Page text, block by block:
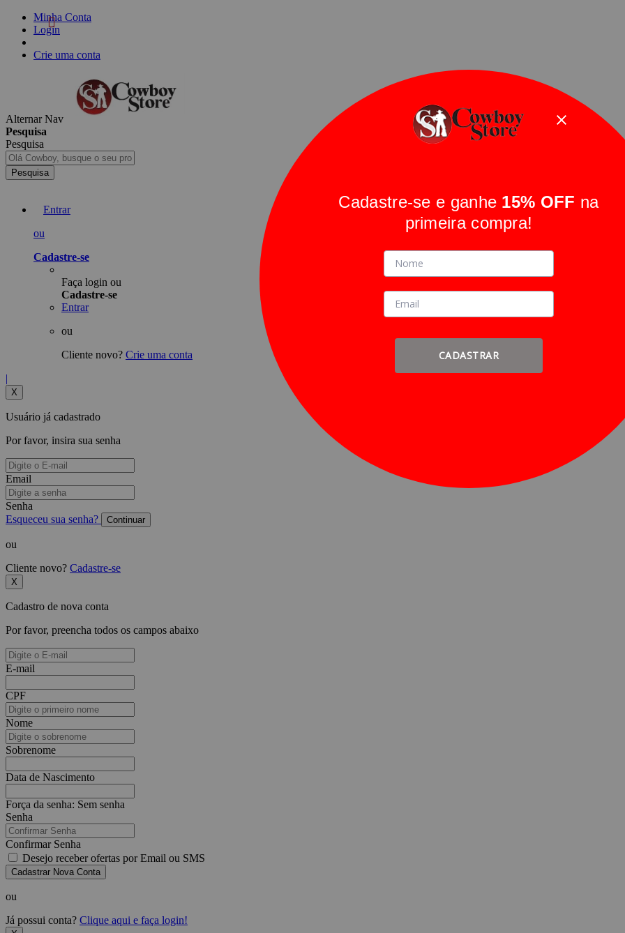
Minha Conta
Login
Crie uma conta
Alternar Nav
Pesquisa
Pesquisa
Pesquisa
Entrar
ou
Cadastre-se
Faça login ou
Cadastre-se
Entrar
ou
Cliente novo? Crie uma conta
|
X
Usuário já cadastrado
Por favor, insira sua senha
Email
Senha
Esqueceu sua senha?
Continuar
ou
Cliente novo? Cadastre-se
X
Cadastro de nova conta
Por favor, preencha todos os campos abaixo
E-mail
CPF
Nome
Sobrenome
Data de Nascimento
Força da senha: Sem senha
Senha
Confirmar Senha
Desejo receber ofertas por Email ou SMS
Cadastrar Nova Conta
ou
Já possui conta? Clique aqui e faça login!
Cadastre-se e ganhe 15% OFF na
primeira compra!
CADASTRAR